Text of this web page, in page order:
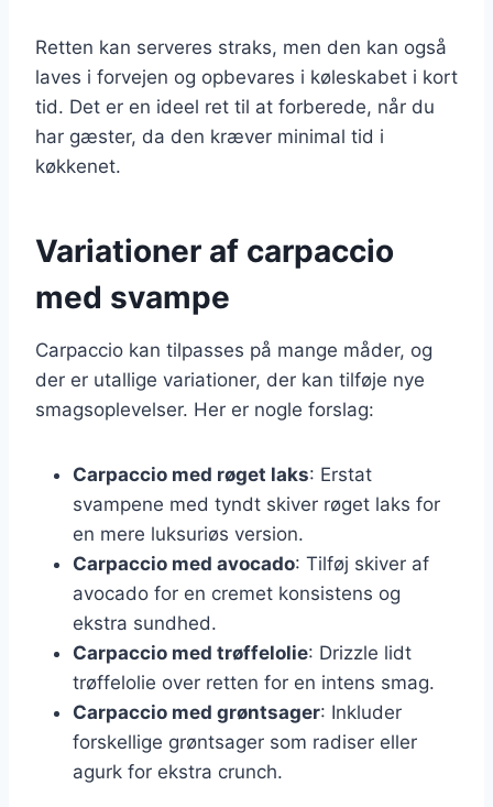
Retten kan serveres straks, men den kan også
laves i forvejen og opbevares i køleskabet i kort
tid. Det er en ideel ret til at forberede, når du
har gæster, da den kræver minimal tid i
køkkenet.
Variationer af carpaccio
med svampe
Carpaccio kan tilpasses på mange måder, og
der er utallige variationer, der kan tilføje nye
smagsoplevelser. Her er nogle forslag:
Carpaccio med røget laks: Erstat
svampene med tyndt skiver røget laks for
en mere luksuriøs version.
Carpaccio med avocado: Tilføj skiver af
avocado for en cremet konsistens og
ekstra sundhed.
Carpaccio med trøffelolie: Drizzle lidt
trøffelolie over retten for en intens smag.
Carpaccio med grøntsager: Inkluder
forskellige grøntsager som radiser eller
agurk for ekstra crunch.